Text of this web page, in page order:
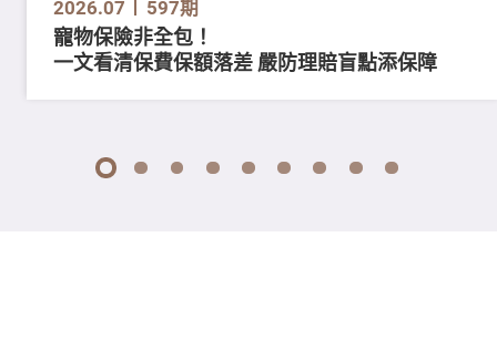
2026.07 597期
寵物保險非全包！
一文看清保費保額落差 嚴防理賠盲點添保障
1 2 3 4 5 6 7 8 9